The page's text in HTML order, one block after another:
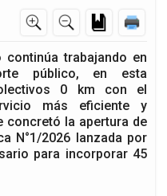
continúa trabajando en
público, en esta
0 km con el
más eficiente y
concretó la apertura de
N°1/2026 lanzada por
para incorporar 45